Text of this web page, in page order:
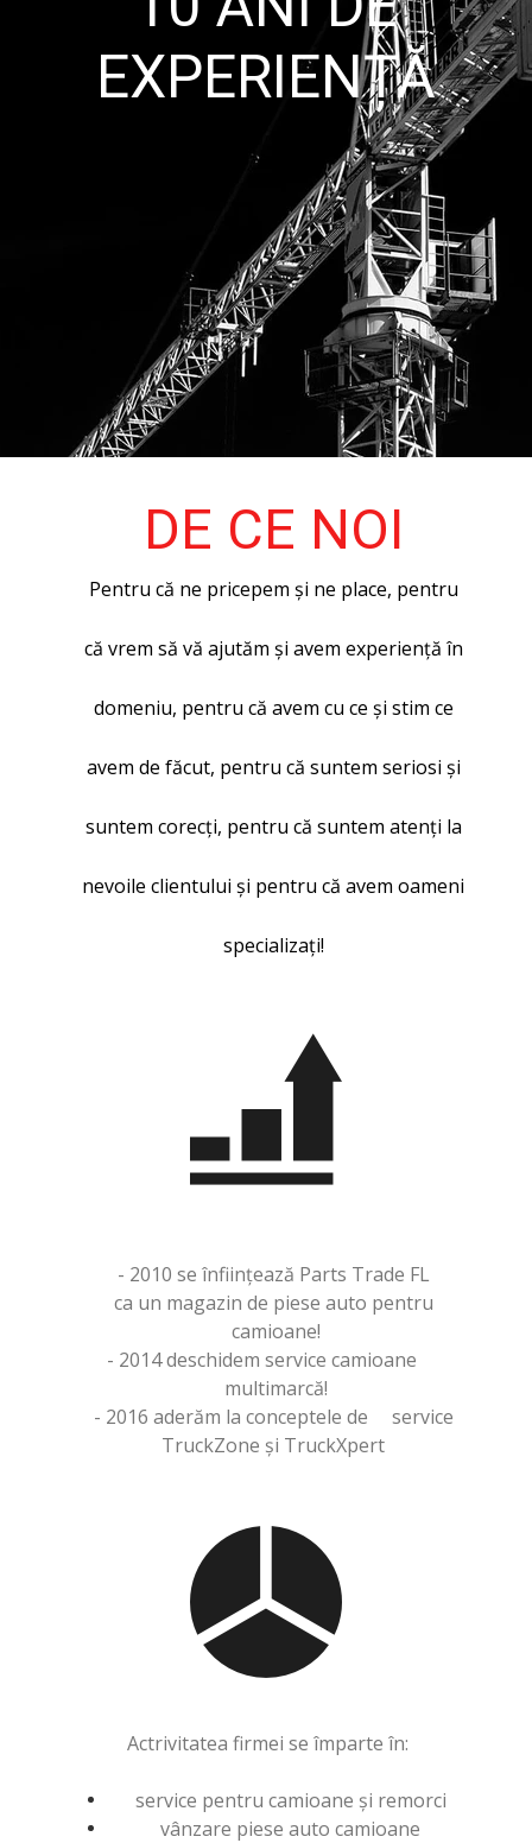
Actrivitatea firmei se împarte în:
service pentru camioane și remorci
vânzare piese auto camioane
- 2010 se înființează Parts Trade FL
ca un magazin de piese auto pentru
camioane!
- 2014 deschidem service camioane
multimarcă!
- 2016 aderăm la conceptele de service
TruckZone și TruckXpert
DE CE NOI
Pentru că ne pricepem și ne place, pentru
că vrem să vă ajutăm și avem experiență în
domeniu, pentru că avem cu ce și stim ce
avem de făcut, pentru că suntem seriosi și
suntem corecți, pentru că suntem atenți la
nevoile clientului și pentru că avem oameni
specializați!
EXPERIENȚĂ